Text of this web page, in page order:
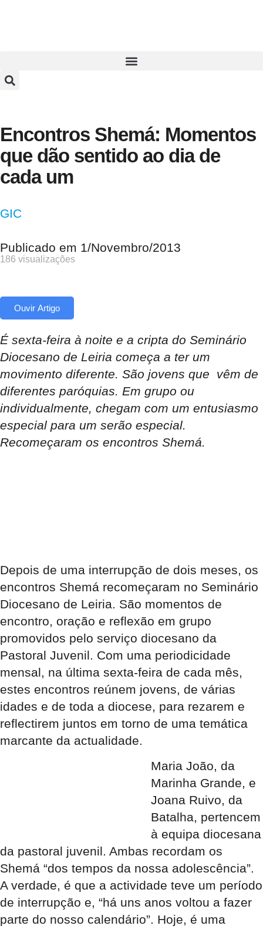
Encontros Shemá: Momentos
que dão sentido ao dia de
cada um
GIC
Publicado em 1/Novembro/2013
186 visualizações
Ouvir Artigo
É sexta-feira à noite e a cripta do Seminário
Diocesano de Leiria começa a ter um
movimento diferente. São jovens que vêm de
diferentes paróquias. Em grupo ou
individualmente, chegam com um entusiasmo
especial para um serão especial.
Recomeçaram os encontros Shemá.
Depois de uma interrupção de dois meses, os
encontros Shemá recomeçaram no Seminário
Diocesano de Leiria. São momentos de
encontro, oração e reflexão em grupo
promovidos pelo serviço diocesano da
Pastoral Juvenil. Com uma periodicidade
mensal, na última sexta-feira de cada mês,
estes encontros reúnem jovens, de várias
idades e de toda a diocese, para rezarem e
reflectirem juntos em torno de uma temática
marcante da actualidade.
Maria João, da
Marinha Grande, e
Joana Ruivo, da
Batalha, pertencem
à equipa diocesana
da pastoral juvenil. Ambas recordam os
Shemá “dos tempos da nossa adolescência”.
A verdade, é que a actividade teve um período
de interrupção e, “há uns anos voltou a fazer
parte do nosso calendário”. Hoje, é uma